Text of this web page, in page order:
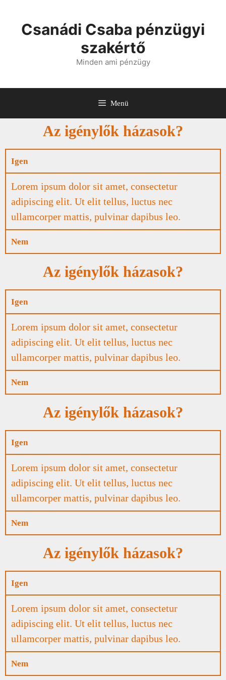
Csanádi Csaba pénzügyi
szakértő
Minden ami pénzügy
Menü
Az igénylők házasok?
Igen
Lorem ipsum dolor sit amet, consectetur
adipiscing elit. Ut elit tellus, luctus nec
ullamcorper mattis, pulvinar dapibus leo.
Nem
Az igénylők házasok?
Igen
Lorem ipsum dolor sit amet, consectetur
adipiscing elit. Ut elit tellus, luctus nec
ullamcorper mattis, pulvinar dapibus leo.
Nem
Az igénylők házasok?
Igen
Lorem ipsum dolor sit amet, consectetur
adipiscing elit. Ut elit tellus, luctus nec
ullamcorper mattis, pulvinar dapibus leo.
Nem
Az igénylők házasok?
Igen
Lorem ipsum dolor sit amet, consectetur
adipiscing elit. Ut elit tellus, luctus nec
ullamcorper mattis, pulvinar dapibus leo.
Nem